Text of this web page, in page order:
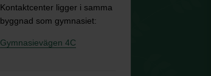
Kontaktcenter ligger i samma
byggnad som gymnasiet:
Gymnasievägen 4C